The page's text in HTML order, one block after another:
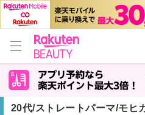
20代/ストレートパーマ/モヒ